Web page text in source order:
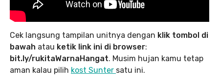
Cek langsung tampilan unitnya dengan klik tombol di
bawah atau ketik link ini di browser:
bit.ly/rukitaWarnaHangat. Musim hujan kamu tetap
aman kalau pilih kost Sunter satu ini.